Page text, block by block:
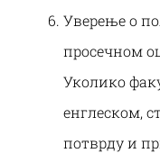
Уверење о
просечном
Уколико
енглеском,
потврду и